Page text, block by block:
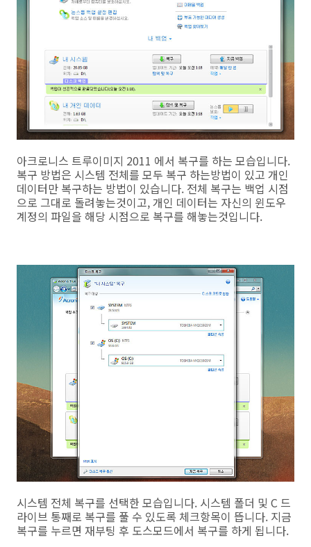
아크로니스 트루이미지 2011 에서 복구를 하는 모습입니다.
복구 방법은 시스템 전체를 모두 복구 하는방법이 있고 개인
데이터만 복구하는 방법이 있습니다. 전체 복구는 백업 시점
으로 그대로 돌려놓는것이고, 개인 데이터는 자신의 윈도우
계정의 파일을 해당 시점으로 복구를 해놓는것입니다.
시스템 전체 복구를 선택한 모습입니다. 시스템 폴더 및 C 드
라이브 통째로 복구를 풀 수 있도록 체크항목이 뜹니다. 지금
복구를 누르면 재부팅 후 도스모드에서 복구를 하게 됩니다.